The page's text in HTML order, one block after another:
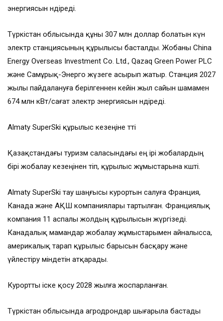
энергиясын өндіреді.
Түркістан облысында құны 307 млн доллар болатын күн
электр станциясының құрылысы басталды. Жобаны China
Energy Overseas Investment Co. Ltd., Qazaq Green Power PLC
және Самұрық-Энерго жүзеге асырып жатыр. Станция 2027
жылы пайдалануға берілгеннен кейін жыл сайын шамамен
674 млн кВт/сағат электр энергиясын өндіреді.
Almaty SuperSki құрылыс кезеңіне өтті
Қазақстандағы туризм саласындағы ең ірі жобалардың
бірі жобалау кезеңінен өтіп, құрылыс жұмыстарына көшті.
Almaty SuperSki тау шаңғысы курортын салуға Франция,
Канада және АҚШ компаниялары тартылған. Франциялық
компания 11 аспалы жолдың құрылысын жүргізеді.
Канадалық мамандар жобалау жұмыстарымен айналысса,
америкалық тарап құрылыс барысын басқару және
үйлестіру міндетін атқарады.
Курортты іске қосу 2028 жылға жоспарланған.
Түркістан облысында агродрондар шығарыла бастады